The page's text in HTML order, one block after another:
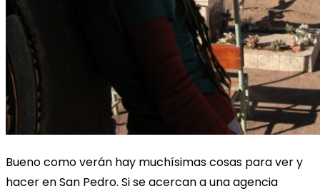
Bueno como verán hay muchísimas cosas para ver y
hacer en San Pedro. Si se acercan a una agencia